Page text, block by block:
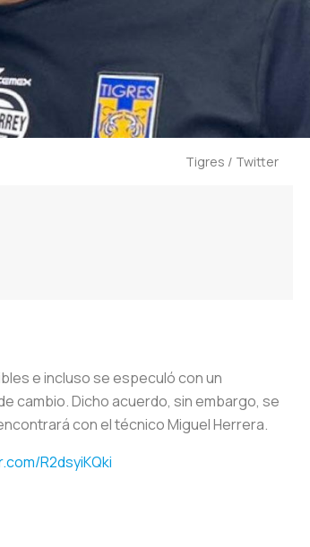
Tigres / Twitter
e incluso se especuló con un
cambio. Dicho acuerdo, sin embargo, se
con el técnico Miguel Herrera.
R2dsyiKQki